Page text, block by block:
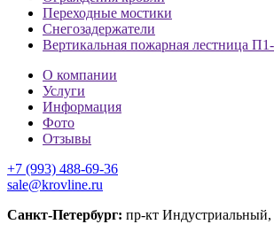
Переходные мостики
Снегозадержатели
Вертикальная пожарная лестница
О компании
Услуги
Информация
Фото
Отзывы
+7 (993) 488-69-36
sale@krovline.ru
Санкт-Петербург: пр-кт Индустриальный,